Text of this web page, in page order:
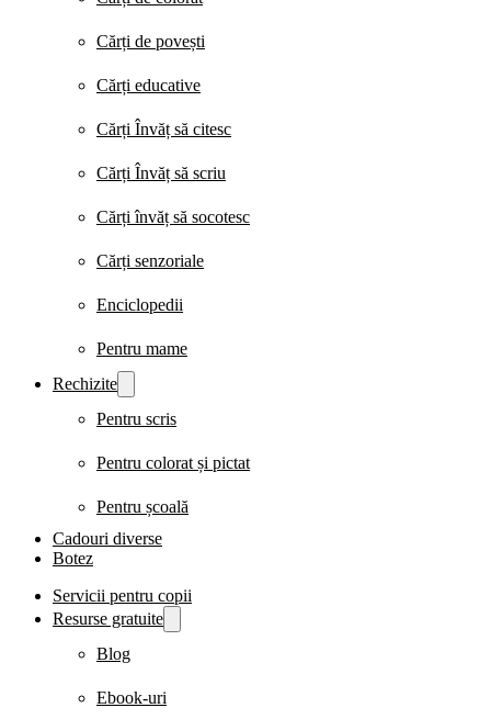
Cărți de povești
Cărți educative
Cărți Învăț să citesc
Cărți Învăț să scriu
Cărți învăț să socotesc
Cărți senzoriale
Enciclopedii
Pentru mame
Rechizite
Pentru scris
Pentru colorat și pictat
Pentru școală
Cadouri diverse
Botez
Servicii pentru copii
Resurse gratuite
Blog
Ebook-uri